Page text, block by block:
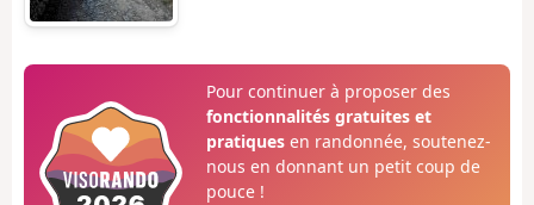
Pour continuer à proposer des
fonctionnalités gratuites et
pratiquesen randonnée, soutenez-
nous en donnant un petit coup de
pouce !